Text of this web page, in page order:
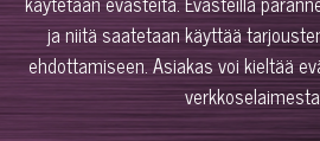
ja niitä saatetaan käyttää
ehdottamiseen. Asiakas voi kieltää